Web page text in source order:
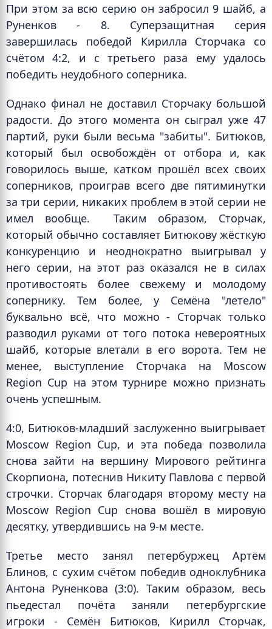
При этом за всю серию он забросил 9 шайб, а
Руненков - 8. Суперзащитная серия
завершилась победой Кирилла Сторчака со
счётом 4:2, и с третьего раза ему удалось
победить неудобного соперника.
Однако финал не доставил Сторчаку большой
радости. До этого момента он сыграл уже 47
партий, руки были весьма "забиты". Битюков,
который был освобождён от отбора и, как
говорилось выше, катком прошёл всех своих
соперников, проиграв всего две пятиминутки
за три серии, никаких проблем в этой серии не
имел вообще.
Таким образом, Сторчак,
который обычно составляет Битюкову жёсткую
конкуренцию и неоднократно выигрывал у
него серии, на этот раз оказался не в силах
противостоять более свежему и молодому
сопернику. Тем более, у Семёна "летело"
буквально всё, что можно - Сторчак только
разводил руками от того потока невероятных
шайб, которые влетали в его ворота. Тем не
менее, выступление Сторчака на Moscow
Region Cup на этом турнире можно признать
очень успешным.
4:0, Битюков-младший заслуженно выигрывает
Moscow Region Cup, и эта победа позволила
снова зайти на вершину Мирового рейтинга
Скорпиона, потеснив Никиту Павлова с первой
строчки. Сторчак благодаря второму месту на
Moscow Region Cup снова вошёл в мировую
десятку, утвердившись на 9-м месте.
Третье место занял петербуржец Артём
Блинов, с сухим счётом победив одноклубника
Антона Руненкова (3:0). Таким образом, весь
пьедестал почёта заняли петербургские
игроки - Семён Битюков, Кирилл Сторчак,